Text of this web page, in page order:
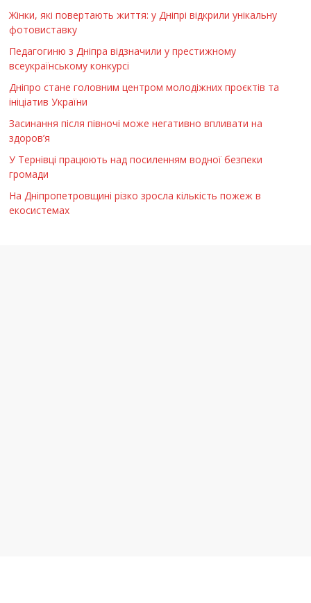
Жінки, які повертають життя: у Дніпрі відкрили унікальну
фотовиставку
Педагогиню з Дніпра відзначили у престижному
всеукраїнському конкурсі
Дніпро стане головним центром молодіжних проєктів та
ініціатив України
Засинання після півночі може негативно впливати на
здоров’я
У Тернівці працюють над посиленням водної безпеки
громади
На Дніпропетровщині різко зросла кількість пожеж в
екосистемах